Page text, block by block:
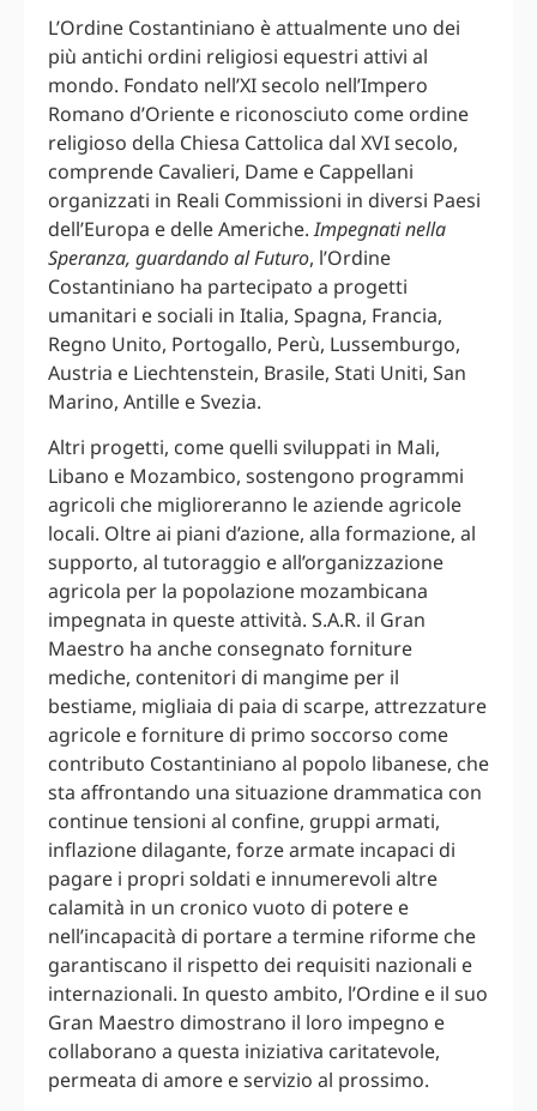
L’Ordine Costantiniano è attualmente uno dei
più antichi ordini religiosi equestri attivi al
mondo. Fondato nell’XI secolo nell’Impero
Romano d’Oriente e riconosciuto come ordine
religioso della Chiesa Cattolica dal XVI secolo,
comprende Cavalieri, Dame e Cappellani
organizzati in Reali Commissioni in diversi Paesi
dell’Europa e delle Americhe.Impegnati nella
Speranza, guardando al Futuro, l’Ordine
Costantiniano ha partecipato a progetti
umanitari e sociali in Italia, Spagna, Francia,
Regno Unito, Portogallo, Perù, Lussemburgo,
Austria e Liechtenstein, Brasile, Stati Uniti, San
Marino, Antille e Svezia.
Altri progetti, come quelli sviluppati in Mali,
Libano e Mozambico, sostengono programmi
agricoli che miglioreranno le aziende agricole
locali. Oltre ai piani d’azione, alla formazione, al
supporto, al tutoraggio e all’organizzazione
agricola per la popolazione mozambicana
impegnata in queste attività. S.A.R. il Gran
Maestro ha anche consegnato forniture
mediche, contenitori di mangime per il
bestiame, migliaia di paia di scarpe, attrezzature
agricole e forniture di primo soccorso come
contributo Costantiniano al popolo libanese, che
sta affrontando una situazione drammatica con
continue tensioni al confine, gruppi armati,
inflazione dilagante, forze armate incapaci di
pagare i propri soldati e innumerevoli altre
calamità in un cronico vuoto di potere e
nell’incapacità di portare a termine riforme che
garantiscano il rispetto dei requisiti nazionali e
internazionali. In questo ambito, l’Ordine e il suo
Gran Maestro dimostrano il loro impegno e
collaborano a questa iniziativa caritatevole,
permeata di amore e servizio al prossimo.